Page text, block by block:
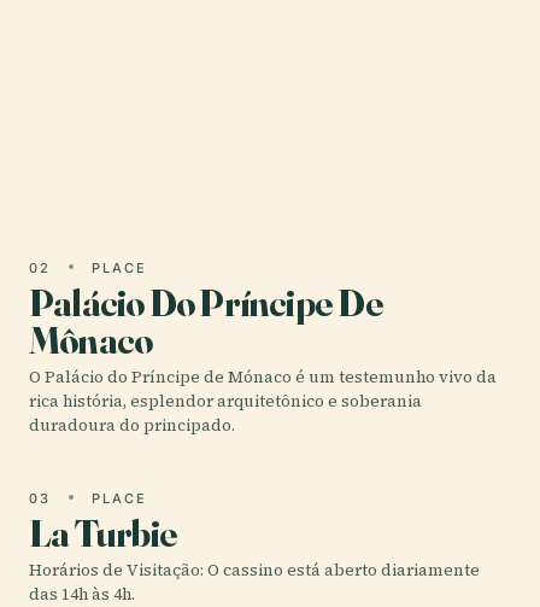
02 PLACE
Palácio Do Príncipe De
Mônaco
O Palácio do Príncipe de Mónaco é um testemunho vivo da
rica história, esplendor arquitetônico e soberania
duradoura do principado.
03 PLACE
La Turbie
Horários de Visitação: O cassino está aberto diariamente
das 14h às 4h.